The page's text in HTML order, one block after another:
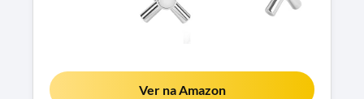
Ver na Amazon